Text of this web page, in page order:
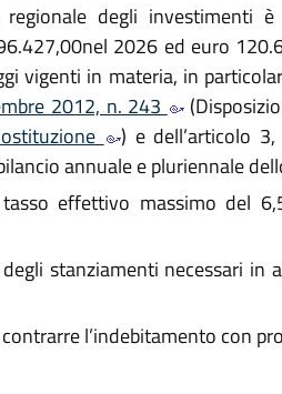
degli investimenti
2026 ed euro
vigenti in materia, in
2012, n. 243
) e dell’articolo
annuale e pluriennale
effettivo massimo del
stanziamenti necessari
l’indebitamento con